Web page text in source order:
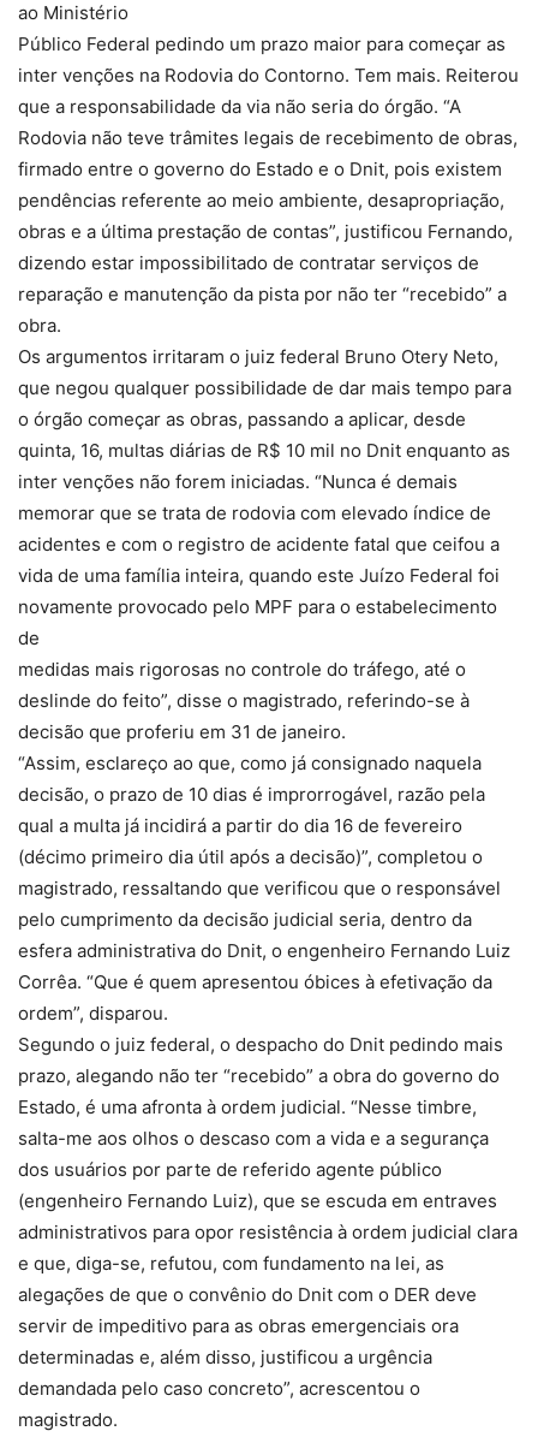
ao Ministério
Público Federal pedindo um prazo maior para começar as
inter venções na Rodovia do Contorno. Tem mais. Reiterou
que a responsabilidade da via não seria do órgão. “A
Rodovia não teve trâmites legais de recebimento de obras,
firmado entre o governo do Estado e o Dnit, pois existem
pendências referente ao meio ambiente, desapropriação,
obras e a última prestação de contas”, justificou Fernando,
dizendo estar impossibilitado de contratar serviços de
reparação e manutenção da pista por não ter “recebido” a
obra.
Os argumentos irritaram o juiz federal Bruno Otery Neto,
que negou qualquer possibilidade de dar mais tempo para
o órgão começar as obras, passando a aplicar, desde
quinta, 16, multas diárias de R$ 10 mil no Dnit enquanto as
inter venções não forem iniciadas. “Nunca é demais
memorar que se trata de rodovia com elevado índice de
acidentes e com o registro de acidente fatal que ceifou a
vida de uma família inteira, quando este Juízo Federal foi
novamente provocado pelo MPF para o estabelecimento
de
medidas mais rigorosas no controle do tráfego, até o
deslinde do feito”, disse o magistrado, referindo-se à
decisão que proferiu em 31 de janeiro.
“Assim, esclareço ao que, como já consignado naquela
decisão, o prazo de 10 dias é improrrogável, razão pela
qual a multa já incidirá a partir do dia 16 de fevereiro
(décimo primeiro dia útil após a decisão)”, completou o
magistrado, ressaltando que verificou que o responsável
pelo cumprimento da decisão judicial seria, dentro da
esfera administrativa do Dnit, o engenheiro Fernando Luiz
Corrêa. “Que é quem apresentou óbices à efetivação da
ordem”, disparou.
Segundo o juiz federal, o despacho do Dnit pedindo mais
prazo, alegando não ter “recebido” a obra do governo do
Estado, é uma afronta à ordem judicial. “Nesse timbre,
salta-me aos olhos o descaso com a vida e a segurança
dos usuários por parte de referido agente público
(engenheiro Fernando Luiz), que se escuda em entraves
administrativos para opor resistência à ordem judicial clara
e que, diga-se, refutou, com fundamento na lei, as
alegações de que o convênio do Dnit com o DER deve
servir de impeditivo para as obras emergenciais ora
determinadas e, além disso, justificou a urgência
demandada pelo caso concreto”, acrescentou o
magistrado.